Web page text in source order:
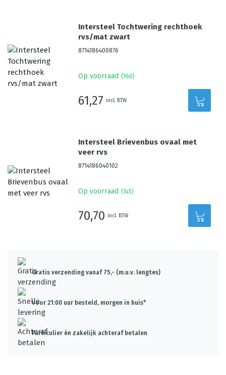
Intersteel Tochtwering rechthoek
rvs/mat zwart
8714186400876
Op voorraad (160)
61,27 incl. BTW
Intersteel Brievenbus ovaal met
veer rvs
8714186040102
Op voorraad (145)
70,70 incl. BTW
Gratis verzending vanaf 75,- (m.u.v. lengtes)
Voor 21:00 uur besteld, morgen in huis*
Particulier én zakelijk achteraf betalen